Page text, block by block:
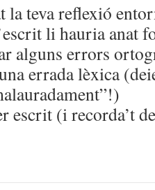
la teva reflexió
li hauria anat
alguns errors
errada lèxica
escrit (i recorda’t